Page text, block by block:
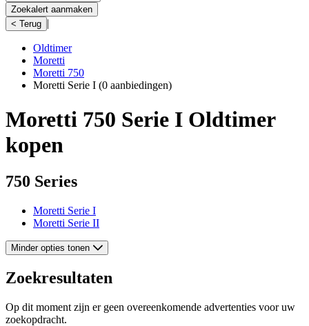
Zoekalert aanmaken
< Terug |
Oldtimer
Moretti
Moretti 750
Moretti Serie I (0 aanbiedingen)
Moretti 750 Serie I Oldtimer
kopen
750 Series
Moretti Serie I
Moretti Serie II
Minder opties tonen
Zoekresultaten
Op dit moment zijn er geen overeenkomende advertenties voor uw
zoekopdracht.